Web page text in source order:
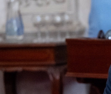
Más de 100 centros
participaron el curso
‘ComunicA’
Actualidad 1 hora ago
Teruel destaca el
personal de los
para que estén en
Actualidad 1 hora ago